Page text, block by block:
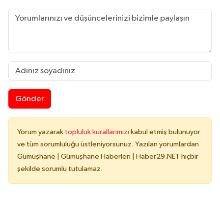
Gönder
Yorum yazarak topluluk kurallarımızı kabul etmiş bulunuyor
ve tüm sorumluluğu üstleniyorsunuz. Yazılan yorumlardan
Gümüşhane | Gümüşhane Haberleri | Haber29.NET hiçbir
şekilde sorumlu tutulamaz.